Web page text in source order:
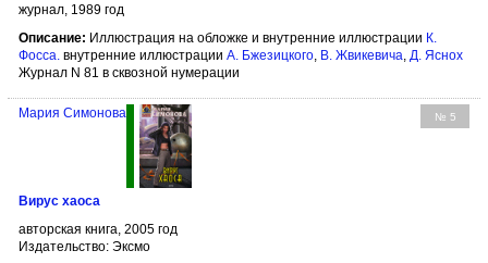
журнал, 1989 год
Описание: Иллюстрация на обложке и внутренние иллюстрации К.
Фосса внутренние иллюстрации А. Бжезицкого В. Жвикевича Д. Яснох
Журнал N 81 в сквозной нумерации
№ 5
Мария Симонова
Вирус хаоса
авторская книга, 2005 год
Издательство: Эксмо